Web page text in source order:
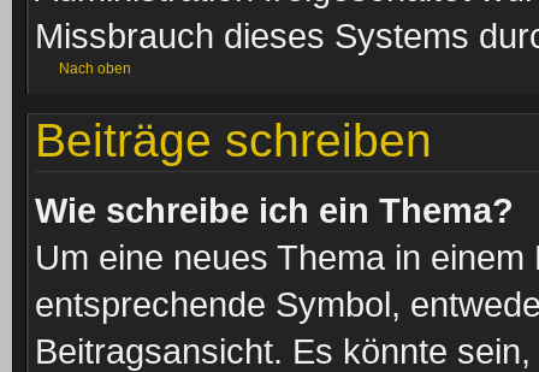
Missbrauch dieses Systems
Nach oben
Beiträge schreiben
Wie schreibe ich ein Thema?
Um eine neues Thema in
entsprechende Symbol,
Beitragsansicht. Es könnte